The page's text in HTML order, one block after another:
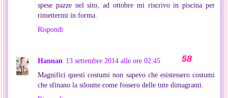
spese pazze nel sito, ad ottobre mi riscrivo in piscina per
rimettermi in forma.
Rispondi
Hannan 13 settembre 2014 alle ore 02:45
Magnifici questi costumi non sapevo che esistessero costumi
che sfinano la siloutte come fossero delle tute dimagranti.